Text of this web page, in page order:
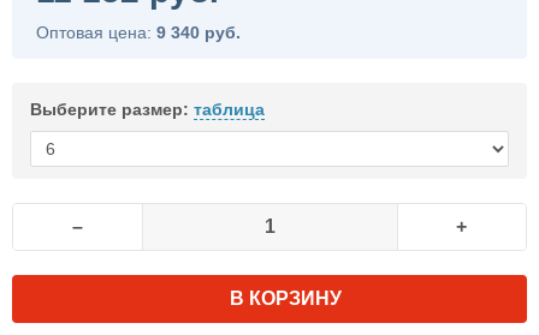
Оптовая цена: 9 340 руб.
Выберите размер: таблица
– +
В КОРЗИНУ